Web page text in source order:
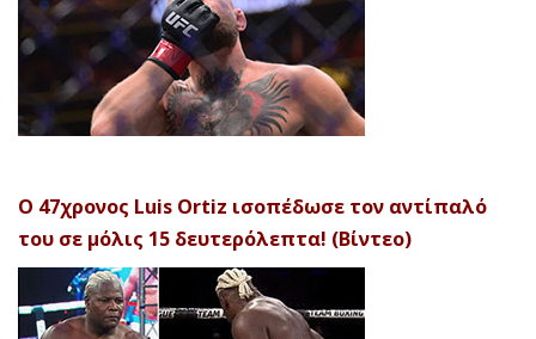
Ο 47χρονος Luis Ortiz ισοπέδωσε τον αντίπαλό
του σε μόλις 15 δευτερόλεπτα! (Βίντεο)